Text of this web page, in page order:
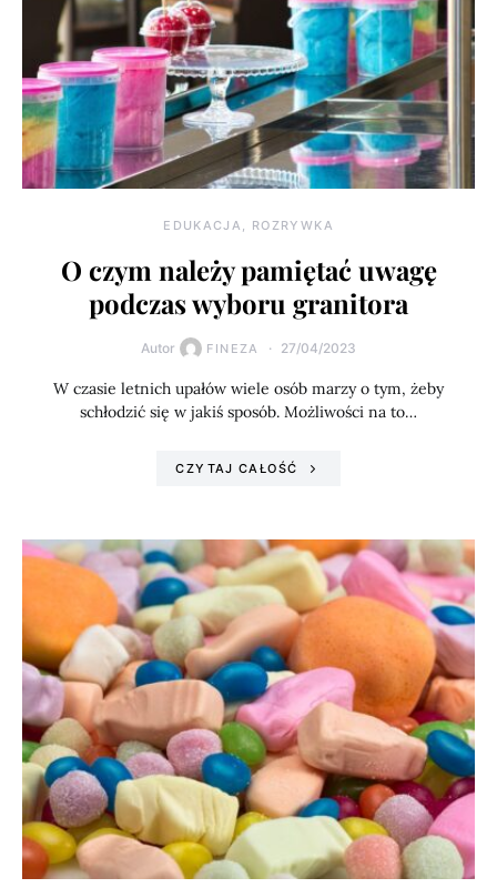
EDUKACJA, ROZRYWKA
O czym należy pamiętać uwagę
podczas wyboru granitora
Autor FINEZA 27/04/2023
W czasie letnich upałów wiele osób marzy o tym, żeby
schłodzić się w jakiś sposób. Możliwości na to…
CZYTAJ CAŁOŚĆ